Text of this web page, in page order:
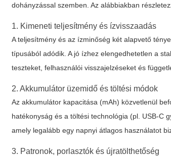
dohányzással szemben. Az alábbiakban
1. Kimeneti teljesítmény és ízvisszaadás
A teljesítmény és az ízminőség két alapvető
típusából adódik. A jó ízhez elengedhetetlen a
teszteket, felhasználói visszajelzéseket és
2. Akkumulátor üzemidő és töltési módok
Az akkumulátor kapacitása (mAh) közvetlenül
hatékonyság és a töltési technológia (pl. USB-C
amely legalább egy napnyi átlagos használatot
3. Patronok, porlasztók és újratölthetőség